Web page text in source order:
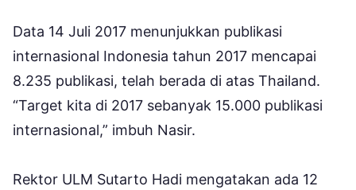
Data 14 Juli 2017 menunjukkan publikasi
internasional Indonesia tahun 2017 mencapai
8.235 publikasi, telah berada di atas Thailand.
“Target kita di 2017 sebanyak 15.000 publikasi
internasional,” imbuh Nasir.
Rektor ULM Sutarto Hadi mengatakan ada 12